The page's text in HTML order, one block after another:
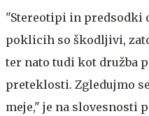
"Stereotipi in predsodki
poklicih so škodljivi,
ter nato tudi kot družba
preteklosti. Zgledujmo
meje," je na slovesnosti